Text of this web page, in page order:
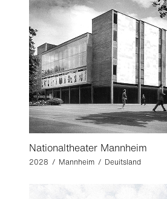
Nationaltheater Mannheim
2028 / Mannheim / Deuitsland